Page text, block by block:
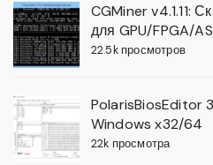
CGMiner v4.1.11:
для GPU/FPGA/
22.5k просмотров
PolarisBiosEditor
Windows x32/64
22k просмотра